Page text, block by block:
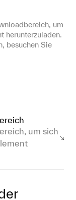
um
herunterzuladen.
besuchen Sie
um sich